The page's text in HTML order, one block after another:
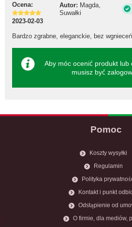
Ocena: Autor: Magda,
Suwałki
2023-02-03
Bardzo zgrabne, eleganckie, bez
Aby móc ocenić produkt lub
musisz być
Pomoc
Koszty wysyłki
Regulamin
Polityka
Kontakt i punkt
Odstąpienie od
O firmie, dla mediów,